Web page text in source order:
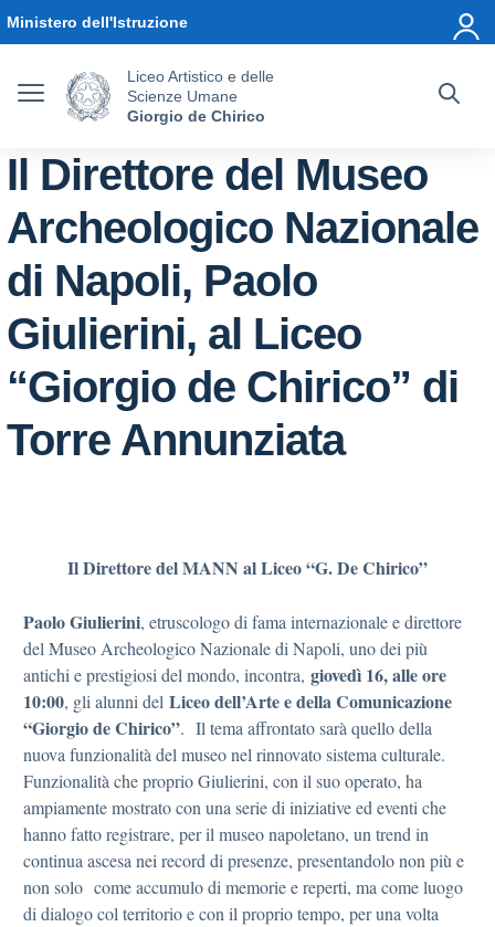
Ministero dell'Istruzione
Liceo Artistico e delle
Scienze Umane
Giorgio de Chirico
Il Direttore del Museo
Archeologico Nazionale
di Napoli, Paolo
Giulierini, al Liceo
“Giorgio de Chirico” di
Torre Annunziata
Il Direttore del MANN al Liceo “G. De Chirico”
Paolo Giulierini, etruscologo di fama internazionale e direttore
del Museo Archeologico Nazionale di Napoli, uno dei più
antichi e prestigiosi del mondo, incontra, giovedì 16, alle ore
10:00, gli alunni del Liceo dell’Arte e della Comunicazione
“Giorgio de Chirico”. Il tema affrontato sarà quello della
nuova funzionalità del museo nel rinnovato sistema culturale.
Funzionalità che proprio Giulierini, con il suo operato, ha
ampiamente mostrato con una serie di iniziative ed eventi che
hanno fatto registrare, per il museo napoletano, un trend in
continua ascesa nei record di presenze, presentandolo non più e
non solo come accumulo di memorie e reperti, ma come luogo
di dialogo col territorio e con il proprio tempo, per una volta